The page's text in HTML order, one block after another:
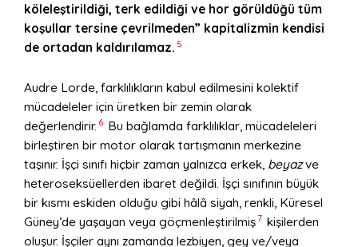
köleleştirildiği, terk edildiği ve hor görüldüğü tüm
koşullar tersine çevrilmeden” kapitalizmin kendisi
de ortadan kaldırılamaz. 5
Audre Lorde, farklılıkların kabul edilmesini kolektif
mücadeleler için üretken bir zemin olarak
değerlendirir. 6 Bu bağlamda farklılıklar, mücadeleleri
birleştiren bir motor olarak tartışmanın merkezine
taşınır. İşçi sınıfı hiçbir zaman yalnızca erkek, beyazve
heteroseksüellerden ibaret değildi. İşçi sınıfının büyük
bir kısmı eskiden olduğu gibi hâlâ siyah, renkli, Küresel
Güney’de yaşayan veya göçmenleştirilmiş7 kişilerden
oluşur. İşçiler aynı zamanda lezbiyen, gey ve/veya